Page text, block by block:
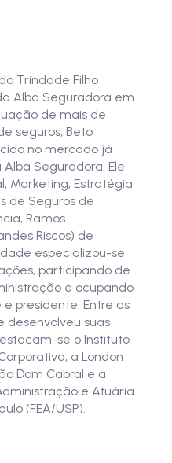
Trindade Filho
Alba Seguradora em
de mais de
seguros, Beto
no mercado já
Seguradora. Ele
Marketing, Estratégia
de Seguros de
Ramos
Riscos) de
especializou-se
participando de
e ocupando
presidente. Entre as
desenvolveu suas
se o Instituto
a London
Dom Cabral e a
e Atuária
(FEA/USP).